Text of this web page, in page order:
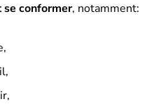
se conformer, notamment: